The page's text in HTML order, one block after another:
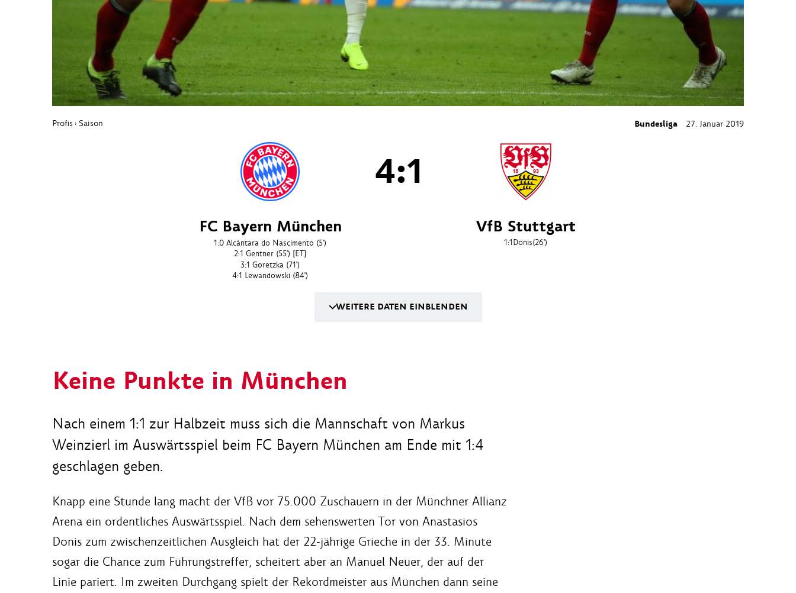
Profis › Saison Bundesliga 27. Januar 2019
FC Bayern München
1:0Alcántara do Nascimento (5')
2:1Gentner (55') [ET]
3:1Goretzka (71')
4:1 Lewandowski (84')
4:1
VfB Stuttgart
1:1Donis(26')
WEITERE DATEN EINBLENDEN
Keine Punkte in München
Nach einem 1:1 zur Halbzeit muss sich die Mannschaft von Markus
Weinzierl im Auswärtsspiel beim FC Bayern München am Ende mit 1:4
geschlagen geben.
Knapp eine Stunde lang macht der VfB vor 75.000 Zuschauern in der Münchner Allianz
Arena ein ordentliches Auswärtsspiel. Nach dem sehenswerten Tor von Anastasios
Donis zum zwischenzeitlichen Ausgleich hat der 22-jährige Grieche in der 33. Minute
sogar die Chance zum Führungstreffer, scheitert aber an Manuel Neuer, der auf der
Linie pariert. Im zweiten Durchgang spielt der Rekordmeister aus München dann seine